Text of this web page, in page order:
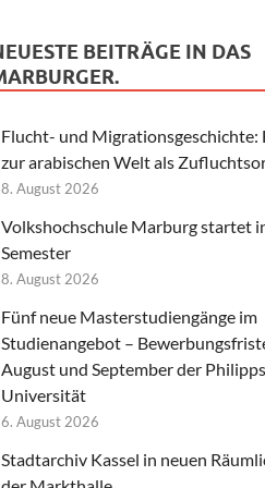
BEITRÄGE IN DAS
Flucht- und Migrationsgeschichte:
zur arabischen Welt als
8. August 2026
Volkshochschule Marburg startet
Semester
8. August 2026
Fünf neue Masterstudiengänge im
Studienangebot –
August und September der
Universität
6. August 2026
Stadtarchiv Kassel in neuen